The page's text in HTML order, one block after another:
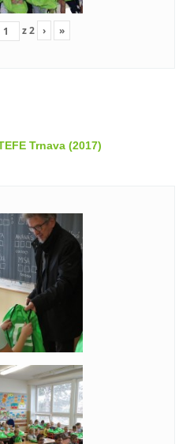
z2 › »
Trnava (2017)